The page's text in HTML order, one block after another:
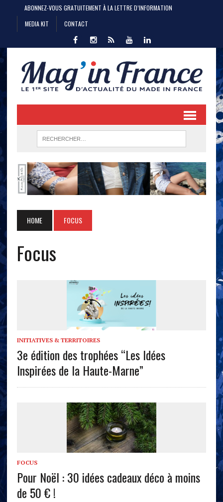
ABONNEZ-VOUS GRATUITEMENT À LA LETTRE D’INFORMATION
MEDIA KIT
CONTACT
HOME FOCUS
Focus
INITIATIVES & TERRITOIRES
3e édition des trophées “Les Idées
Inspirées de la Haute-Marne”
FOCUS
Pour Noël : 30 idées cadeaux déco à moins
de 50 € !